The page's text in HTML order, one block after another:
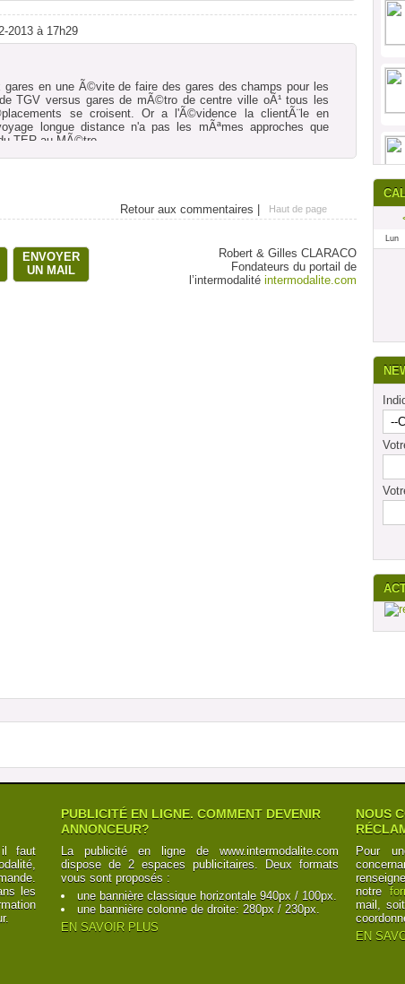
2013 à 17h29
en une Ã©vite de faire des gares des champs pour les
TGV versus gares de mÃ©tro de centre ville oÃ¹ tous les
se croisent. Or a l'Ã©vidence la clientÃ¨le en
longue distance n'a pas les mÃªmes approches que
TER au MÃ©tro.
Haut de page
Retour aux commentaires |
ENVOYER
UN MAIL
Robert & Gilles CLARACO
Fondateurs du portail de
l’intermodalité intermodalite.com
Lun
faut
les
PUBLICITÉ EN LIGNE. COMMENT DEVENIR
ANNONCEUR?
La publicité en ligne de www.intermodalite.com
dispose de 2 espaces publicitaires. Deux formats
vous sont proposés :
une bannière classique horizontale 940px / 100px.
une bannière colonne de droite: 280px / 230px.
EN SAVOIR PLUS
NOUS
Pour
notre
mail,
EN